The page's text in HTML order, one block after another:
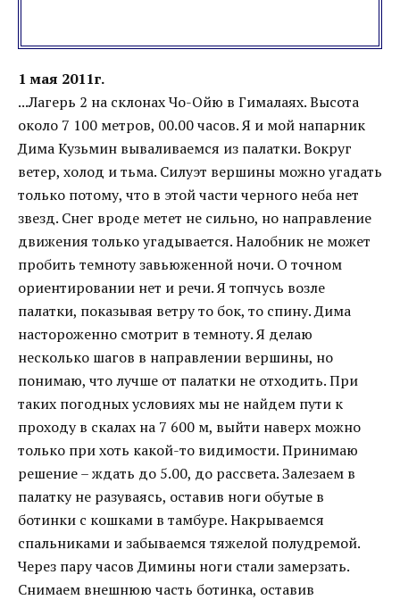
1 мая 2011г.
...Лагерь 2 на склонах Чо-Ойю в Гималаях. Высота
около 7 100 метров, 00.00 часов. Я и мой напарник
Дима Кузьмин вываливаемся из палатки. Вокруг
ветер, холод и тьма. Силуэт вершины можно угадать
только потому, что в этой части черного неба нет
звезд. Снег вроде метет не сильно, но направление
движения только угадывается. Налобник не может
пробить темноту завьюженной ночи. О точном
ориентировании нет и речи. Я топчусь возле
палатки, показывая ветру то бок, то спину. Дима
настороженно смотрит в темноту. Я делаю
несколько шагов в направлении вершины, но
понимаю, что лучше от палатки не отходить. При
таких погодных условиях мы не найдем пути к
проходу в скалах на 7 600 м, выйти наверх можно
только при хоть какой-то видимости. Принимаю
решение – ждать до 5.00, до рассвета. Залезаем в
палатку не разуваясь, оставив ноги обутые в
ботинки с кошками в тамбуре. Накрываемся
спальниками и забываемся тяжелой полудремой.
Через пару часов Димины ноги стали замерзать.
Снимаем внешнюю часть ботинка, оставив